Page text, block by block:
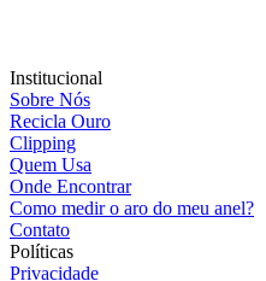
Institucional
Sobre Nós
Recicla Ouro
Clipping
Quem Usa
Onde Encontrar
Como medir o aro do meu anel?
Contato
Políticas
Privacidade